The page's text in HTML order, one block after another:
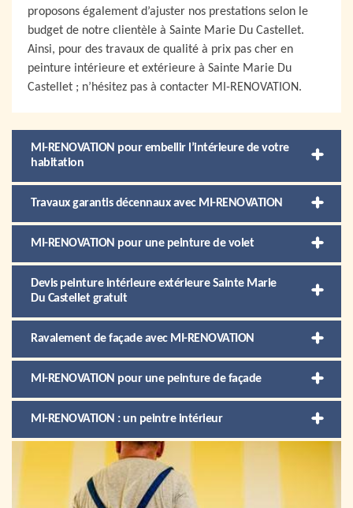
proposons également d’ajuster nos prestations selon le
budget de notre clientèle à Sainte Marie Du Castellet.
Ainsi, pour des travaux de qualité à prix pas cher en
peinture intérieure et extérieure à Sainte Marie Du
Castellet ; n’hésitez pas à contacter MI-RENOVATION.
MI-RENOVATION pour embellir l’intérieure de votre
habitation
Travaux garantis décennaux avec MI-RENOVATION
MI-RENOVATION pour une peinture de volet
Devis peinture intérieure extérieure Sainte Marie
Du Castellet gratuit
Ravalement de façade avec MI-RENOVATION
MI-RENOVATION pour une peinture de façade
MI-RENOVATION : un peintre intérieur